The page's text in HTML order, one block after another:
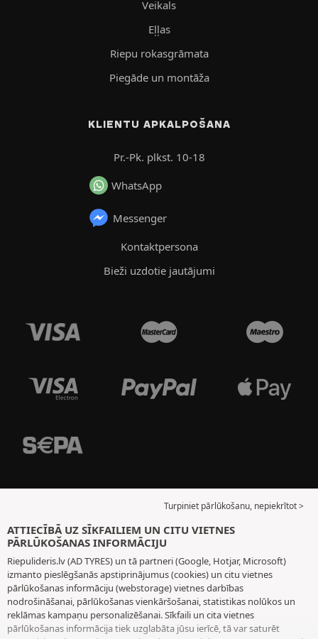
Veikals
Eļļas
Riepu rokasgrāmata
Piegāde un montāža
KLIENTU APKALPOŠANA
Pr.-Pk. plkst. 10-18
WhatsApp
Messenger
Kontaktpersona
Bieži uzdotie jautājumi
Turpiniet pārlūkošanu, nepiekrītot >
ATTIECĪBĀ UZ SĪKFAILIEM UN CITU VIETNES
PĀRLŪKOŠANAS INFORMĀCIJU
Riepulideris.lv (AD TYRES) un tā partneri (Google, Hotjar, Microsoft)
izmanto pieslēgšanās apstiprinājumus (cookies) un citu vietnes
pārlūkošanas informāciju (webstorage) vietnes darbības
nodrošināšanai, pārlūkošanas vienkāršošanai, statistikas nolūkos un
reklāmas kampaņu personalizēšanai. Sīkfaili un cita vietnes
pārlūkošanas informācija tiek uzglabāta jūsu ierīcē, tā var saturēt